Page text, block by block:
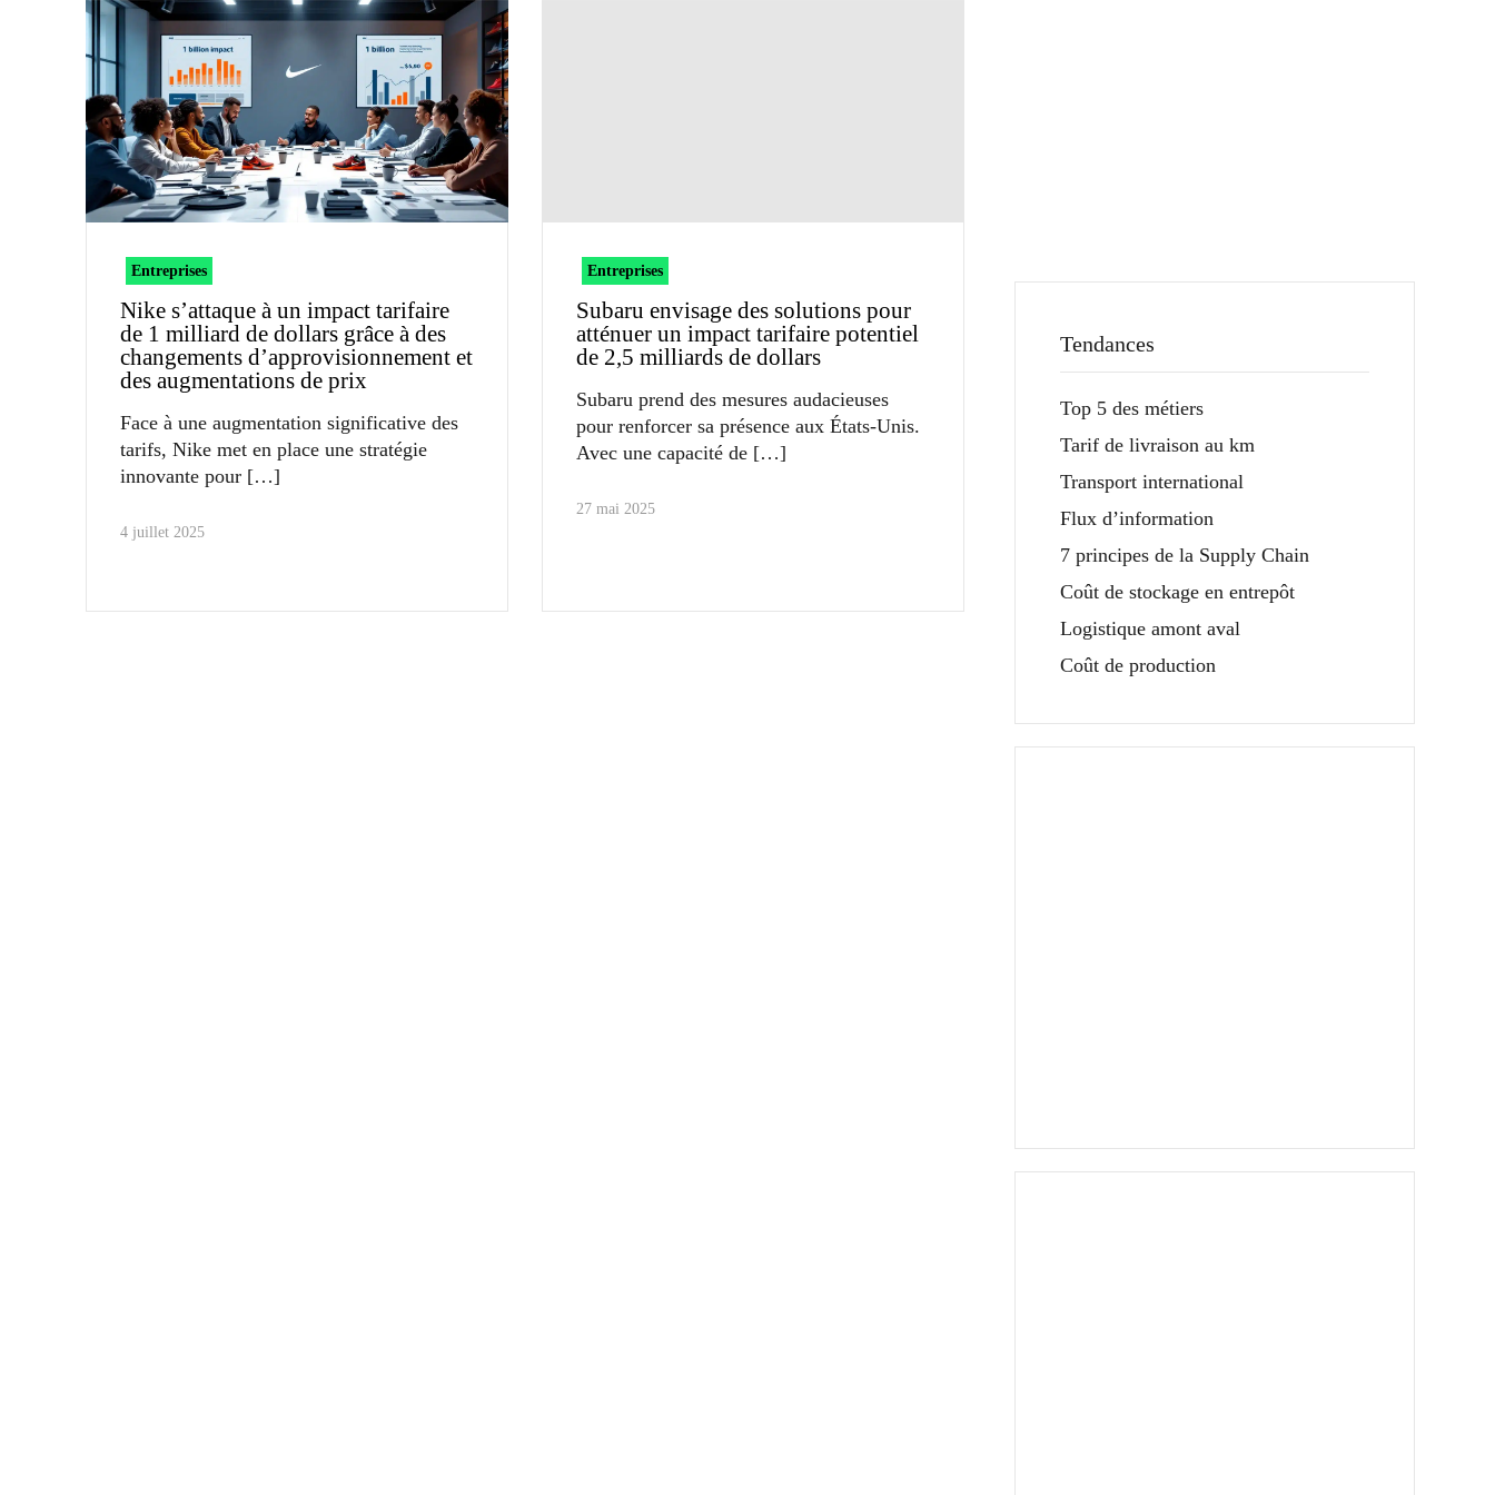
Entreprises
Nike s’attaque à un impact tarifaire
de 1 milliard de dollars grâce à des
changements d’approvisionnement et
des augmentations de prix
Face à une augmentation significative des
tarifs, Nike met en place une stratégie
innovante pour
4 juillet 2025
Entreprises
Subaru envisage des solutions pour
atténuer un impact tarifaire potentiel
de 2,5 milliards de dollars
Subaru prend des mesures audacieuses
pour renforcer sa présence aux États-Unis.
Avec une capacité de
27 mai 2025
Tendances
Top 5 des métiers
Tarif de livraison au km
Transport international
Flux d’information
7 principes de la Supply Chain
Coût de stockage en entrepôt
Logistique amont aval
Coût de production